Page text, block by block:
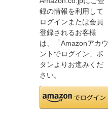
録の情報を利用して
ログインまたは会員
登録されるお客様
は、「Amazonアカウ
ントでログイン」ボ
タンよりお進みくだ
さい。